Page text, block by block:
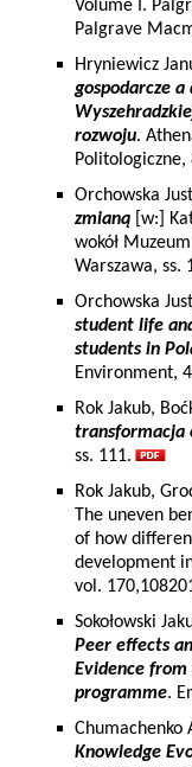
Volume I.
Palgrave
Hryniewicz
gospodarcze
rozwoju.
Politologiczne,
Orchowska
zmianą [w:]
wokół
Warszawa, ss.
Orchowska
student life
students in
Environment,
Rok Jakub,
transformacja
ss. 111.
Rok Jakub,
The uneven
of how
development
vol.
Sokołowski
Peer effects
Evidence from
programme.
Knowledge